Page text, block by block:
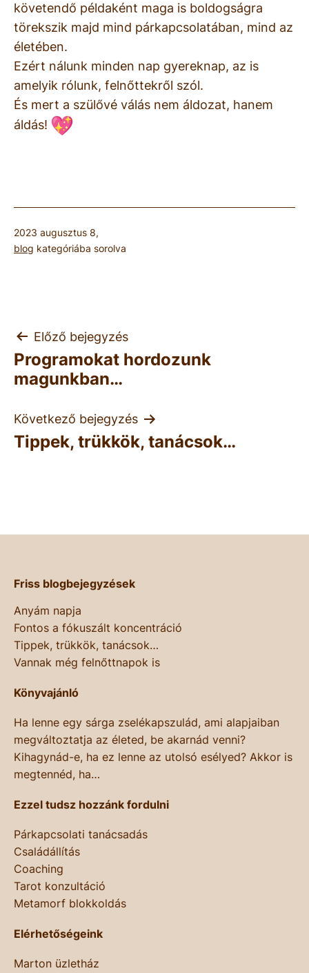
követendő példaként maga is boldogságra
törekszik majd mind párkapcsolatában, mind az
életében.
Ezért nálunk minden nap gyereknap, az is
amelyik rólunk, felnőttekről szól.
És mert a szülővé válás nem áldozat, hanem
áldás!
Közzétéve:
2023 augusztus 8,
blog kategóriába sorolva
Bejegyzés
navigáció
Előző bejegyzés
Programokat hordozunk
magunkban…
Következő bejegyzés
Tippek, trükkök, tanácsok…
Friss blogbejegyzések
Anyám napja
Fontos a fókuszált koncentráció
Tippek, trükkök, tanácsok…
Vannak még felnőttnapok is
Könyvajánló
Ha lenne egy sárga zselékapszulád, ami alapjaiban
megváltoztatja az életed, be akarnád venni?
Kihagynád-e, ha ez lenne az utolsó esélyed? Akkor is
megtennéd, ha…
Ezzel tudsz hozzánk fordulni
Párkapcsolati tanácsadás
Családállítás
Coaching
Tarot konzultáció
Metamorf blokkoldás
Elérhetőségeink
Marton üzletház